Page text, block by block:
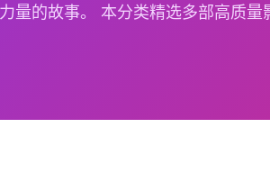
量的故事。 本分类精选多部高质